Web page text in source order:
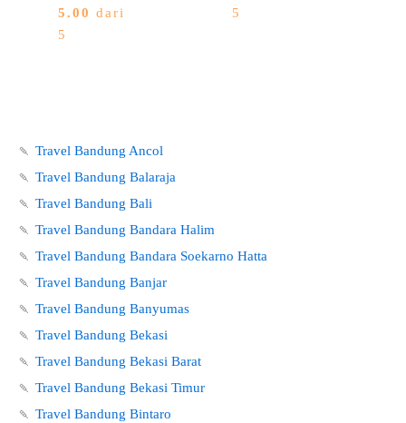
5.00 dari
5
5
🍡 Travel Bandung Ancol
🍡 Travel Bandung Balaraja
🍡 Travel Bandung Bali
🍡 Travel Bandung Bandara Halim
🍡 Travel Bandung Bandara Soekarno Hatta
🍡 Travel Bandung Banjar
🍡 Travel Bandung Banyumas
🍡 Travel Bandung Bekasi
🍡 Travel Bandung Bekasi Barat
🍡 Travel Bandung Bekasi Timur
🍡 Travel Bandung Bintaro